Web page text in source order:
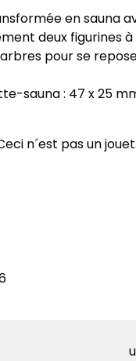
en sauna
deux figurines
pour se
sauna : 47 x 25
n´est pas un